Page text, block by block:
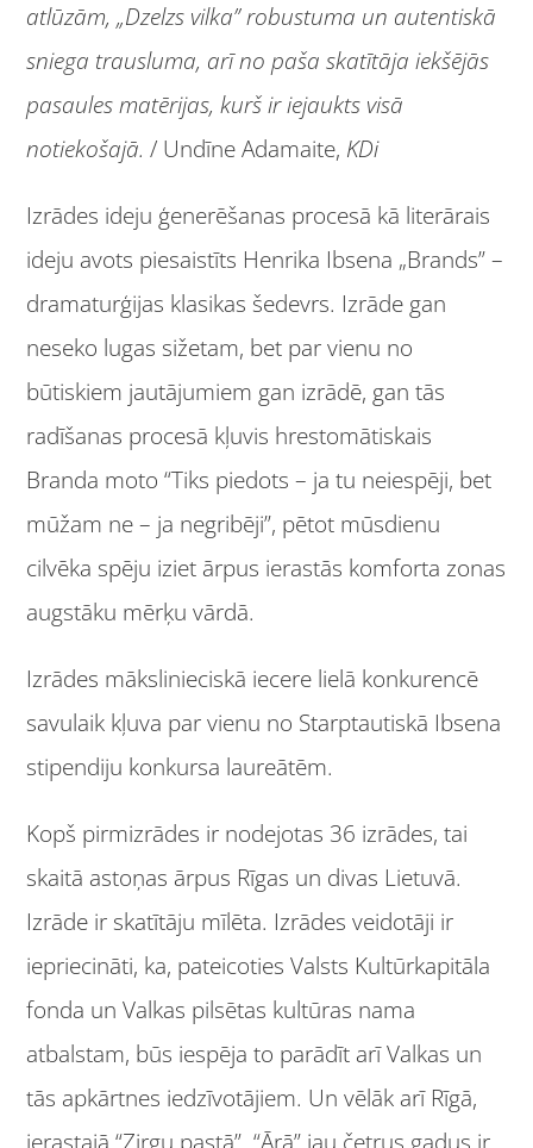
atlūzām, „Dzelzs vilka” robustuma un autentiskā
sniega trausluma, arī no paša skatītāja iekšējās
pasaules matērijas, kurš ir iejaukts visā
notiekošajā. / Undīne Adamaite, KDi
Izrādes ideju ģenerēšanas procesā kā literārais
ideju avots piesaistīts Henrika Ibsena „Brands” –
dramaturģijas klasikas šedevrs. Izrāde gan
neseko lugas sižetam, bet par vienu no
būtiskiem jautājumiem gan izrādē, gan tās
radīšanas procesā kļuvis hrestomātiskais
Branda moto “Tiks piedots – ja tu neiespēji, bet
mūžam ne – ja negribēji”, pētot mūsdienu
cilvēka spēju iziet ārpus ierastās komforta zonas
augstāku mērķu vārdā.
Izrādes mākslinieciskā iecere lielā konkurencē
savulaik kļuva par vienu no Starptautiskā Ibsena
stipendiju konkursa laureātēm.
Kopš pirmizrādes ir nodejotas 36 izrādes, tai
skaitā astoņas ārpus Rīgas un divas Lietuvā.
Izrāde ir skatītāju mīlēta. Izrādes veidotāji ir
iepriecināti, ka, pateicoties Valsts Kultūrkapitāla
fonda un Valkas pilsētas kultūras nama
atbalstam, būs iespēja to parādīt arī Valkas un
tās apkārtnes iedzīvotājiem. Un vēlāk arī Rīgā,
ierastajā “Zirgu pastā”. “Ārā” jau četrus gadus ir